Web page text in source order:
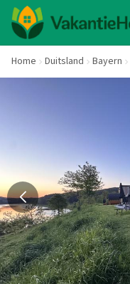
Home Duitsland Bayern